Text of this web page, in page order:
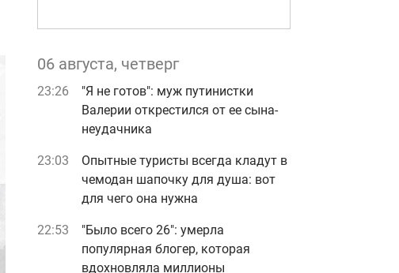
06 августа, четверг
23:26
"Я не готов": муж путинистки
Валерии открестился от ее сына-
неудачника
23:03
Опытные туристы всегда кладут в
чемодан шапочку для душа: вот
для чего она нужна
22:53
"Было всего 26": умерла
популярная блогер, которая
вдохновляла миллионы